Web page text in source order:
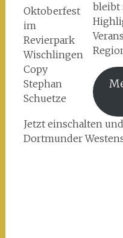
Oktoberfest
im
Revierpark
Wischlingen
Copy
Stephan
Schuetze
bleibt
Jetzt einschalten
Dortmunder